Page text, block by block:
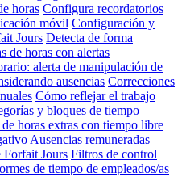
horas Configura recordatorios
móvil Configuración y
Jours Detecta de forma
de horas con alertas
alerta de manipulación de
ausencias Correcciones
Cómo reflejar el trabajo
y bloques de tiempo
horas extras con tiempo libre
Ausencias remuneradas
Forfait Jours Filtros de control
de tiempo de empleados/as